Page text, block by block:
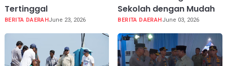
Tertinggal
BERITA DAERAHJune 23, 2026
Sekolah dengan Mudah
BERITA DAERAHJune 03, 2026